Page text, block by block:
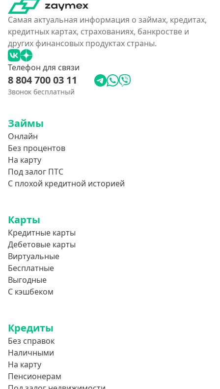
Самая актуальная информация о займах, кредитах,
кредитных картах, страхованиях, банкростве и
других финансовых продуктах страны.
Телефон для связи
8 804 700 03 11
Звонок бесплатный
Займы
Онлайн
Без процентов
На карту
Под залог ПТС
С плохой кредитной историей
Карты
Кредитные карты
Дебетовые карты
Виртуальные
Бесплатные
Выгодные
С кэшбеком
Кредиты
Без справок
Наличными
На карту
Пенсионерам